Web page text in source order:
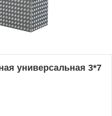
универсальная 3*7